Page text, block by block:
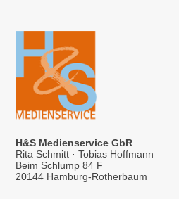
H&S Medienservice GbR
Rita Schmitt · Tobias Hoffmann
Beim Schlump 84 F
20144 Hamburg-Rotherbaum